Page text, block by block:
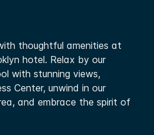
thoughtful amenities at
hotel. Relax by our
with stunning views,
Center, unwind in our
and embrace the spirit of